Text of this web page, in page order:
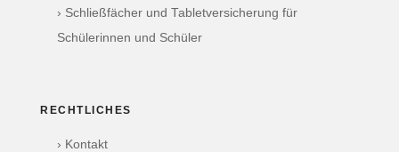
› Schließfächer und Tabletversicherung für
Schülerinnen und Schüler
RECHTLICHES
› Kontakt